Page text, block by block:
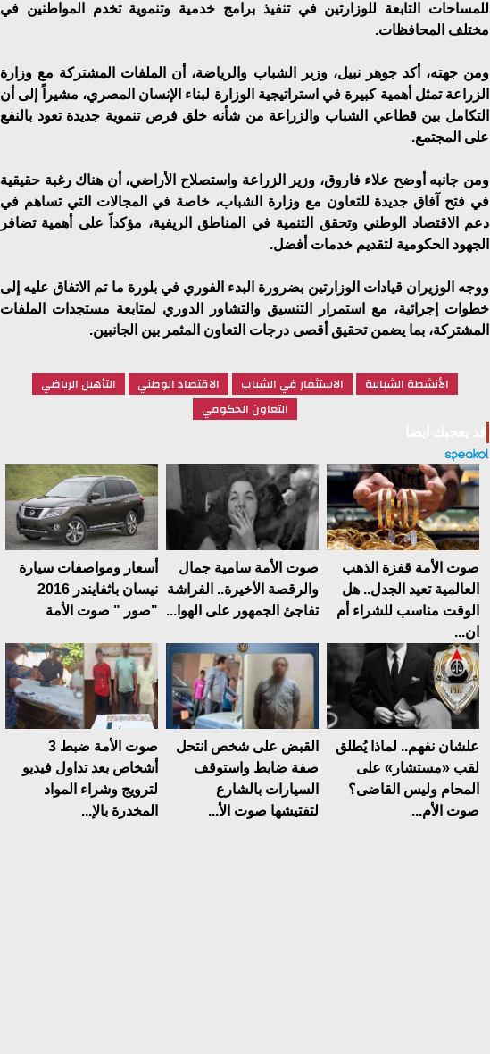
للمساحات التابعة للوزارتين في تنفيذ برامج خدمية وتنموية تخدم المواطنين في
مختلف المحافظات.
ومن جهته، أكد جوهر نبيل، وزير الشباب والرياضة، أن الملفات المشتركة مع وزارة
الزراعة تمثل أهمية كبيرة في استراتيجية الوزارة لبناء الإنسان المصري، مشيراً إلى أن
التكامل بين قطاعي الشباب والزراعة من شأنه خلق فرص تنموية جديدة تعود بالنفع
على المجتمع.
ومن جانبه أوضح علاء فاروق، وزير الزراعة واستصلاح الأراضي، أن هناك رغبة حقيقية
في فتح آفاق جديدة للتعاون مع وزارة الشباب، خاصة في المجالات التي تساهم في
دعم الاقتصاد الوطني وتحقق التنمية في المناطق الريفية، مؤكداً على أهمية تضافر
الجهود الحكومية لتقديم خدمات أفضل.
ووجه الوزيران قيادات الوزارتين بضرورة البدء الفوري في بلورة ما تم الاتفاق عليه إلى
خطوات إجرائية، مع استمرار التنسيق والتشاور الدوري لمتابعة مستجدات الملفات
المشتركة، بما يضمن تحقيق أقصى درجات التعاون المثمر بين الجانبين.
الأنشطة الشبابية الاستثمار في الشباب الاقتصاد الوطني
التأهيل الرياضي
التعاون الحكومي
صوت الأمة قفزة الذهب
العالمية تعيد الجدل.. هل
الوقت مناسب للشراء أم
ان...
صوت الأمة سامية جمال
والرقصة الأخيرة.. الفراشة
تفاجئ الجمهور على الهوا...
أسعار ومواصفات سيارة
نيسان باثفايندر 2016
"صور " صوت الأمة
علشان نفهم.. لماذا يُطلق
لقب «مستشار» على
المحام وليس القاضى؟
صوت الأم...
القبض على شخص انتحل
صفة ضابط واستوقف
السيارات بالشارع
لتفتيشها صوت الأ...
صوت الأمة ضبط 3
أشخاص بعد تداول فيديو
لترويج وشراء المواد
المخدرة بالإ...